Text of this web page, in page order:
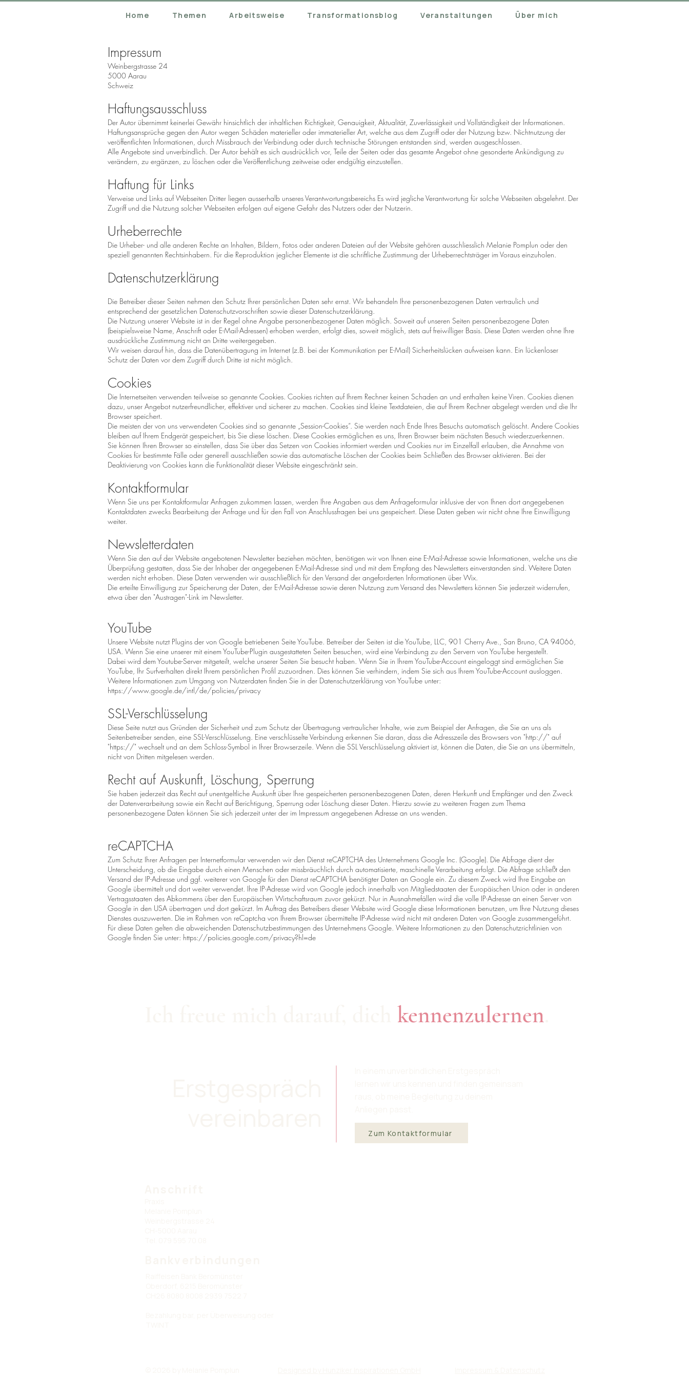
Home Themen Arbeitsweise Transformationsblog Veranstaltungen Über mich
Impressum
Weinbergstrasse 24
5000 Aarau
Schweiz
Haftungsausschluss
Der Autor übernimmt keinerlei Gewähr hinsichtlich der inhaltlichen Richtigkeit, Genauigkeit, Aktualität, Zuverlässigkeit und Vollständigkeit der Informationen.
Haftungsansprüche gegen den Autor wegen Schäden materieller oder immaterieller Art, welche aus dem Zugriff oder der Nutzung bzw. Nichtnutzung der
veröffentlichten Informationen, durch Missbrauch der Verbindung oder durch technische Störungen entstanden sind, werden ausgeschlossen.
Alle Angebote sind unverbindlich. Der Autor behält es sich ausdrücklich vor, Teile der Seiten oder das gesamte Angebot ohne gesonderte Ankündigung zu
verändern, zu ergänzen, zu löschen oder die Veröffentlichung zeitweise oder endgültig einzustellen.
Haftung für Links
Verweise und Links auf Webseiten Dritter liegen ausserhalb unseres Verantwortungsbereichs Es wird jegliche Verantwortung für solche Webseiten abgelehnt. Der
Zugriff und die Nutzung solcher Webseiten erfolgen auf eigene Gefahr des Nutzers oder der Nutzerin.
Urheberrechte
Die Urheber- und alle anderen Rechte an Inhalten, Bildern, Fotos oder anderen Dateien auf der Website gehören ausschliesslich Melanie Pomplun oder den
speziell genannten Rechtsinhabern. Für die Reproduktion jeglicher Elemente ist die schriftliche Zustimmung der Urheberrechtsträger im Voraus einzuholen.
Datenschutzerklärung
Die Betreiber dieser Seiten nehmen den Schutz Ihrer persönlichen Daten sehr ernst. Wir behandeln Ihre personenbezogenen Daten vertraulich und
entsprechend der gesetzlichen Datenschutzvorschriften sowie dieser Datenschutzerklärung.
Die Nutzung unserer Website ist in der Regel ohne Angabe personenbezogener Daten möglich. Soweit auf unseren Seiten personenbezogene Daten
(beispielsweise Name, Anschrift oder E-Mail-Adressen) erhoben werden, erfolgt dies, soweit möglich, stets auf freiwilliger Basis. Diese Daten werden ohne Ihre
ausdrückliche Zustimmung nicht an Dritte weitergegeben.
Wir weisen darauf hin, dass die Datenübertragung im Internet (z.B. bei der Kommunikation per E-Mail) Sicherheitslücken aufweisen kann. Ein lückenloser
Schutz der Daten vor dem Zugriff durch Dritte ist nicht möglich.
Cookies
Die Internetseiten verwenden teilweise so genannte Cookies. Cookies richten auf Ihrem Rechner keinen Schaden an und enthalten keine Viren. Cookies dienen
dazu, unser Angebot nutzerfreundlicher, effektiver und sicherer zu machen. Cookies sind kleine Textdateien, die auf Ihrem Rechner abgelegt werden und die Ihr
Browser speichert.
Die meisten der von uns verwendeten Cookies sind so genannte „Session-Cookies“. Sie werden nach Ende Ihres Besuchs automatisch gelöscht. Andere Cookies
bleiben auf Ihrem Endgerät gespeichert, bis Sie diese löschen. Diese Cookies ermöglichen es uns, Ihren Browser beim nächsten Besuch wiederzuerkennen.
Sie können Ihren Browser so einstellen, dass Sie über das Setzen von Cookies informiert werden und Cookies nur im Einzelfall erlauben, die Annahme von
Cookies für bestimmte Fälle oder generell ausschließen sowie das automatische Löschen der Cookies beim Schließen des Browser aktivieren. Bei der
Deaktivierung von Cookies kann die Funktionalität dieser Website eingeschränkt sein.
Kontaktformular
Wenn Sie uns per Kontaktformular Anfragen zukommen lassen, werden Ihre Angaben aus dem Anfrageformular inklusive der von Ihnen dort angegebenen
Kontaktdaten zwecks Bearbeitung der Anfrage und für den Fall von Anschlussfragen bei uns gespeichert. Diese Daten geben wir nicht ohne Ihre Einwilligung
weiter.
Newsletterdaten
Wenn Sie den auf der Website angebotenen Newsletter beziehen möchten, benötigen wir von Ihnen eine E-Mail-Adresse sowie Informationen, welche uns die
Überprüfung gestatten, dass Sie der Inhaber der angegebenen E-Mail-Adresse sind und mit dem Empfang des Newsletters einverstanden sind. Weitere Daten
werden nicht erhoben. Diese Daten verwenden wir ausschließlich für den Versand der angeforderten Informationen über Wix.
Die erteilte Einwilligung zur Speicherung der Daten, der E-Mail-Adresse sowie deren Nutzung zum Versand des Newsletters können Sie jederzeit widerrufen,
etwa über den "Austragen"-Link im Newsletter.
YouTube
Unsere Website nutzt Plugins der von Google betriebenen Seite YouTube. Betreiber der Seiten ist die YouTube, LLC, 901 Cherry Ave., San Bruno, CA 94066,
USA. Wenn Sie eine unserer mit einem YouTube-Plugin ausgestatteten Seiten besuchen, wird eine Verbindung zu den Servern von YouTube hergestellt.
Dabei wird dem Youtube-Server mitgeteilt, welche unserer Seiten Sie besucht haben. Wenn Sie in Ihrem YouTube-Account eingeloggt sind ermöglichen Sie
YouTube, Ihr Surfverhalten direkt Ihrem persönlichen Profil zuzuordnen. Dies können Sie verhindern, indem Sie sich aus Ihrem YouTube-Account ausloggen.
Weitere Informationen zum Umgang von Nutzerdaten finden Sie in der Datenschutzerklärung von YouTube unter:
https://www.google.de/intl/de/policies/privacy
SSL-Verschlüsselung
Diese Seite nutzt aus Gründen der Sicherheit und zum Schutz der Übertragung vertraulicher Inhalte, wie zum Beispiel der Anfragen, die Sie an uns als
Seitenbetreiber senden, eine SSL-Verschlüsselung. Eine verschlüsselte Verbindung erkennen Sie daran, dass die Adresszeile des Browsers von "http://" auf
"https://" wechselt und an dem Schloss-Symbol in Ihrer Browserzeile. Wenn die SSL Verschlüsselung aktiviert ist, können die Daten, die Sie an uns übermitteln,
nicht von Dritten mitgelesen werden.
Recht auf Auskunft, Löschung, Sperrung
Sie haben jederzeit das Recht auf unentgeltliche Auskunft über Ihre gespeicherten personenbezogenen Daten, deren Herkunft und Empfänger und den Zweck
der Datenverarbeitung sowie ein Recht auf Berichtigung, Sperrung oder Löschung dieser Daten. Hierzu sowie zu weiteren Fragen zum Thema
personenbezogene Daten können Sie sich jederzeit unter der im Impressum angegebenen Adresse an uns wenden.
reCAPTCHA
Zum Schutz Ihrer Anfragen per Internetformular verwenden wir den Dienst reCAPTCHA des Unternehmens Google Inc. (Google). Die Abfrage dient der
Unterscheidung, ob die Eingabe durch einen Menschen oder missbräuchlich durch automatisierte, maschinelle Verarbeitung erfolgt. Die Abfrage schließt den
Versand der IP-Adresse und ggf. weiterer von Google für den Dienst reCAPTCHA benötigter Daten an Google ein. Zu diesem Zweck wird Ihre Eingabe an
Google übermittelt und dort weiter verwendet. Ihre IP-Adresse wird von Google jedoch innerhalb von Mitgliedstaaten der Europäischen Union oder in anderen
Vertragsstaaten des Abkommens über den Europäischen Wirtschaftsraum zuvor gekürzt. Nur in Ausnahmefällen wird die volle IP-Adresse an einen Server von
Google in den USA übertragen und dort gekürzt. Im Auftrag des Betreibers dieser Website wird Google diese Informationen benutzen, um Ihre Nutzung dieses
Dienstes auszuwerten. Die im Rahmen von reCaptcha von Ihrem Browser übermittelte IP-Adresse wird nicht mit anderen Daten von Google zusammengeführt.
Für diese Daten gelten die abweichenden Datenschutzbestimmungen des Unternehmens Google. Weitere Informationen zu den Datenschutzrichtlinien von
Google finden Sie unter: https://policies.google.com/privacy?hl=de
kennenzulernen
Zum Kontaktformular